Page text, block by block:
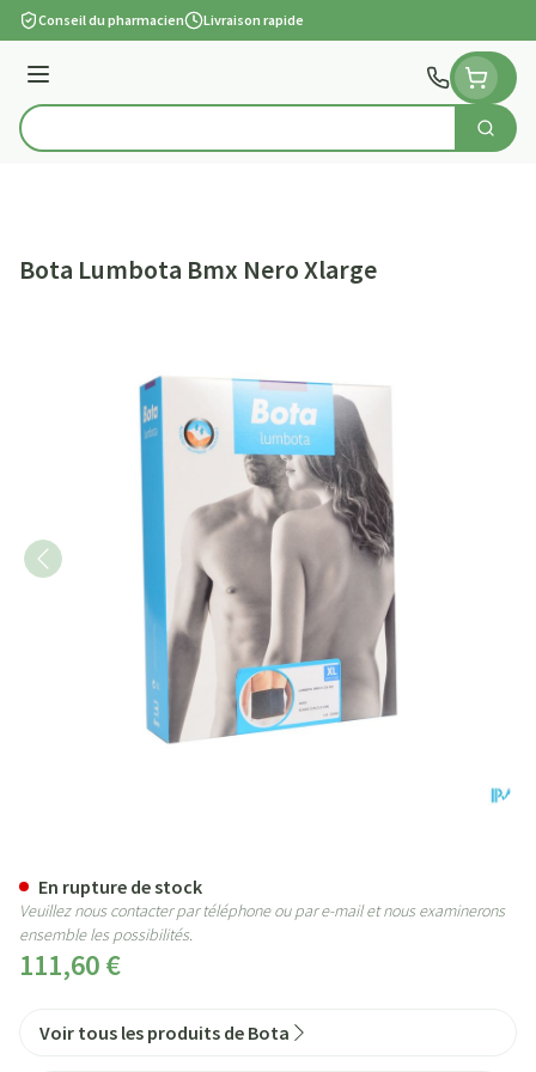
Aller au contenu
Conseil du pharmacien Livraison rapide
Menu
Rechercher
Bota Lumbota Bmx Nero Xlarge
111,60 €
En rupture de stock
Veuillez nous contacter par téléphone ou par e-mail et nous examinerons
ensemble les possibilités.
Voir tous les produits de Bota